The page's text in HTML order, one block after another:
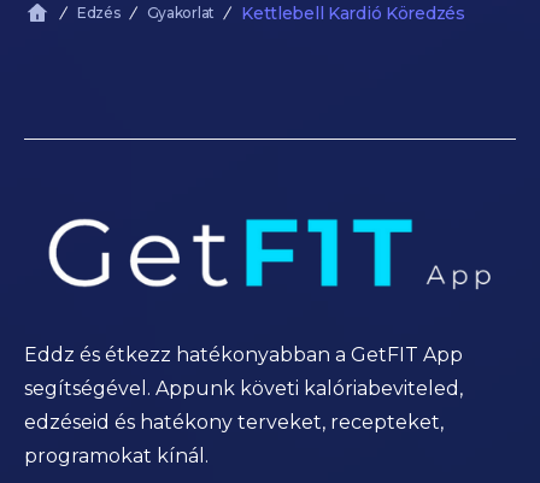
Eddz és étkezz hatékonyabban a GetFIT App
segítségével. Appunk követi kalóriabeviteled,
edzéseid és hatékony terveket, recepteket,
programokat kínál.
Edzés Gyakorlat Kettlebell Kardió Köredzés